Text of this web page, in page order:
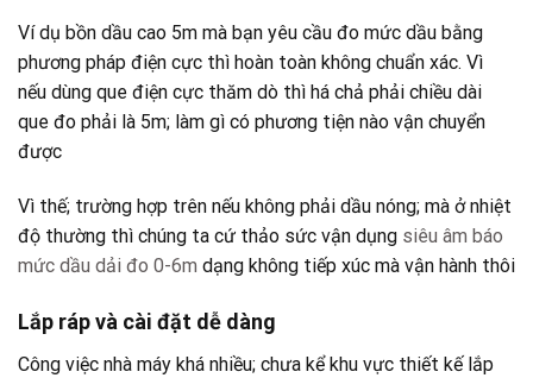
Ví dụ bồn dầu cao 5m mà bạn yêu cầu đo mức dầu bằng
phương pháp điện cực thì hoàn toàn không chuẩn xác. Vì
nếu dùng que điện cực thăm dò thì há chả phải chiều dài
que đo phải là 5m; làm gì có phương tiện nào vận chuyển
được
Vì thế; trường hợp trên nếu không phải dầu nóng; mà ở nhiệt
độ thường thì chúng ta cứ thảo sức vận dụng siêu âm báo
mức dầu dải đo 0-6m dạng không tiếp xúc mà vận hành thôi
Lắp ráp và cài đặt dễ dàng
Công việc nhà máy khá nhiều; chưa kể khu vực thiết kế lắp